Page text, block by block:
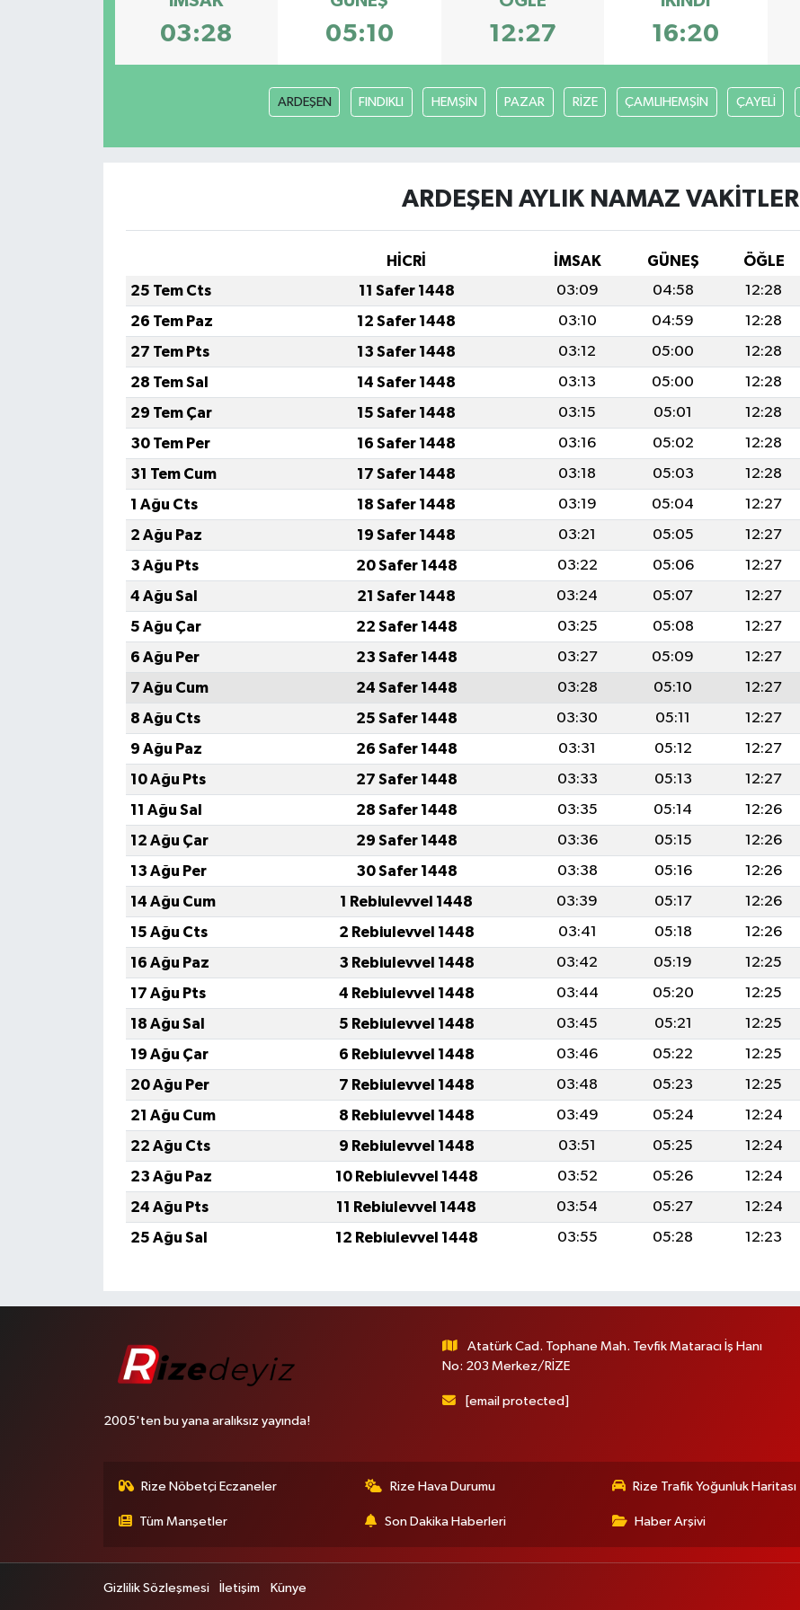
03:28 05:10 12:27 16:20
ARDEŞEN FINDIKLI HEMŞİN PAZAR RİZE ÇAMLIHEMŞİN ÇAYELİ
ARDEŞEN AYLIK NAMAZ VAKITLERI
HİCRİ İMSAK GÜNEŞ ÖĞLE
25 Tem Cts
11 Safer 1448 03:09 04:58 12:28
26 Tem Paz
12 Safer 1448 03:10 04:59 12:28
27 Tem Pts
13 Safer 1448 03:12 05:00 12:28
28 Tem Sal
14 Safer 1448 03:13 05:00 12:28
29 Tem Çar
15 Safer 1448 03:15 05:01 12:28
30 Tem Per
16 Safer 1448 03:16 05:02 12:28
31 Tem Cum
17 Safer 1448 03:18 05:03 12:28
1 Ağu Cts
18 Safer 1448 03:19 05:04 12:27
2 Ağu Paz
19 Safer 1448 03:21 05:05 12:27
3 Ağu Pts
20 Safer 1448 03:22 05:06 12:27
4 Ağu Sal
21 Safer 1448 03:24 05:07 12:27
5 Ağu Çar
22 Safer 1448 03:25 05:08 12:27
6 Ağu Per
23 Safer 1448 03:27 05:09 12:27
7 Ağu Cum
24 Safer 1448 03:28 05:10 12:27
8 Ağu Cts
25 Safer 1448 03:30 05:11 12:27
9 Ağu Paz
26 Safer 1448 03:31 05:12 12:27
10 Ağu Pts
27 Safer 1448 03:33 05:13 12:27
11 Ağu Sal
28 Safer 1448 03:35 05:14 12:26
12 Ağu Çar
29 Safer 1448 03:36 05:15 12:26
13 Ağu Per
30 Safer 1448 03:38 05:16 12:26
14 Ağu Cum
1 Rebiulevvel 1448 03:39 05:17 12:26
15 Ağu Cts
2 Rebiulevvel 1448 03:41 05:18 12:26
16 Ağu Paz
3 Rebiulevvel 1448 03:42 05:19 12:25
17 Ağu Pts
4 Rebiulevvel 1448 03:44 05:20 12:25
18 Ağu Sal
5 Rebiulevvel 1448 03:45 05:21 12:25
19 Ağu Çar
6 Rebiulevvel 1448 03:46 05:22 12:25
20 Ağu Per
7 Rebiulevvel 1448 03:48 05:23 12:25
21 Ağu Cum
8 Rebiulevvel 1448 03:49 05:24 12:24
22 Ağu Cts
9 Rebiulevvel 1448 03:51 05:25 12:24
23 Ağu Paz
10 Rebiulevvel 1448 03:52 05:26 12:24
24 Ağu Pts
11 Rebiulevvel 1448 03:54 05:27 12:24
25 Ağu Sal
12 Rebiulevvel 1448 03:55 05:28 12:23
2005'ten bu yana aralıksız yayında!
Atatürk Cad. Tophane Mah. Tevfik Mataracı İş Hanı
No: 203 Merkez/RİZE
[email protected]
Rize Nöbetçi Eczaneler Rize Hava Durumu Rize Trafik Yoğunluk Haritası
Tüm Manşetler Son Dakika Haberleri Haber Arşivi
Gizlilik Sözleşmesi İletişim Künye